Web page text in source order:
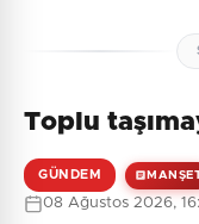
Toplu
GÜNDEM
08 Ağustos 2026,